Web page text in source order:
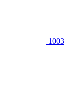
1003